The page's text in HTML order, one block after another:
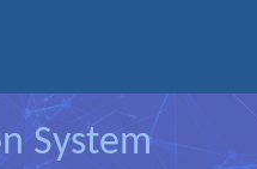
System